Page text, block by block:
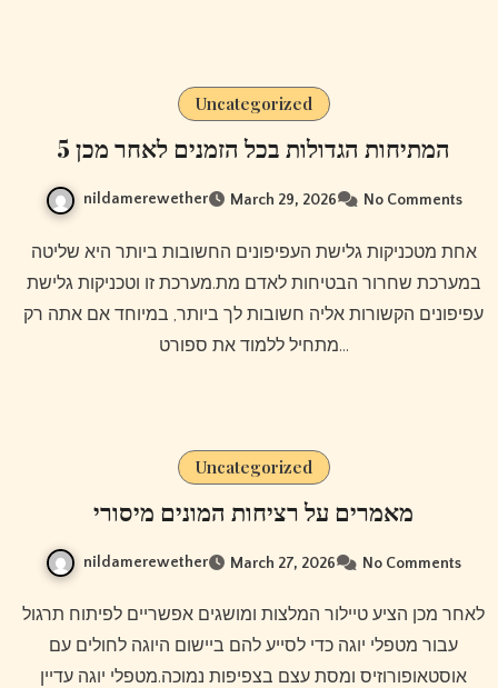
Uncategorized
5 המתיחות הגדולות בכל הזמנים לאחר מכן
nildamerewether March 29, 2026 No Comments
אחת מטכניקות גלישת העפיפונים החשובות ביותר היא שליטה
במערכת שחרור הבטיחות לאדם מת.מערכת זו וטכניקות גלישת
עפיפונים הקשורות אליה חשובות לך ביותר, במיוחד אם אתה רק
מתחיל ללמוד את ספורט…
Uncategorized
מאמרים על רציחות המונים מיסורי
nildamerewether March 27, 2026 No Comments
לאחר מכן הציע טיילור המלצות ומושגים אפשריים לפיתוח תרגול
עבור מטפלי יוגה כדי לסייע להם ביישום היוגה לחולים עם
אוסטאופורוזיס ומסת עצם בצפיפות נמוכה.מטפלי יוגה עדיין